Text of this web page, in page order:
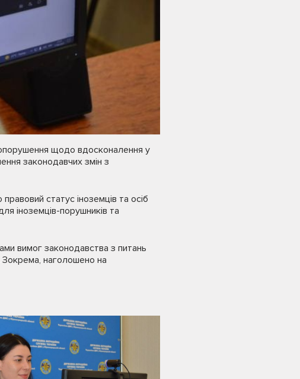
щодо вдосконалення у
законодавчих змін з
статус іноземців та осіб
іноземців-порушників та
вимог законодавства з питань
Зокрема, наголошено на